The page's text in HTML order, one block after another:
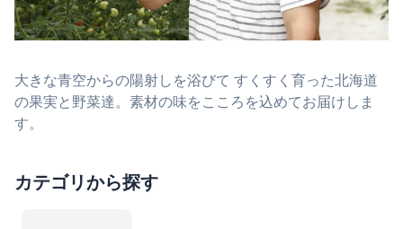
大きな青空からの陽射しを浴びて すくすく育った北海道
の果実と野菜達。素材の味をこころを込めてお届けしま
す。
カテゴリから探す